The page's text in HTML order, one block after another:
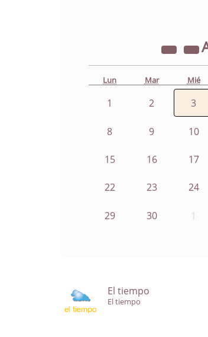
Lun Mar Mié
1 2 3
8 9 10
15 16 17
22 23 24
29 30 1
El tiempo
El tiempo